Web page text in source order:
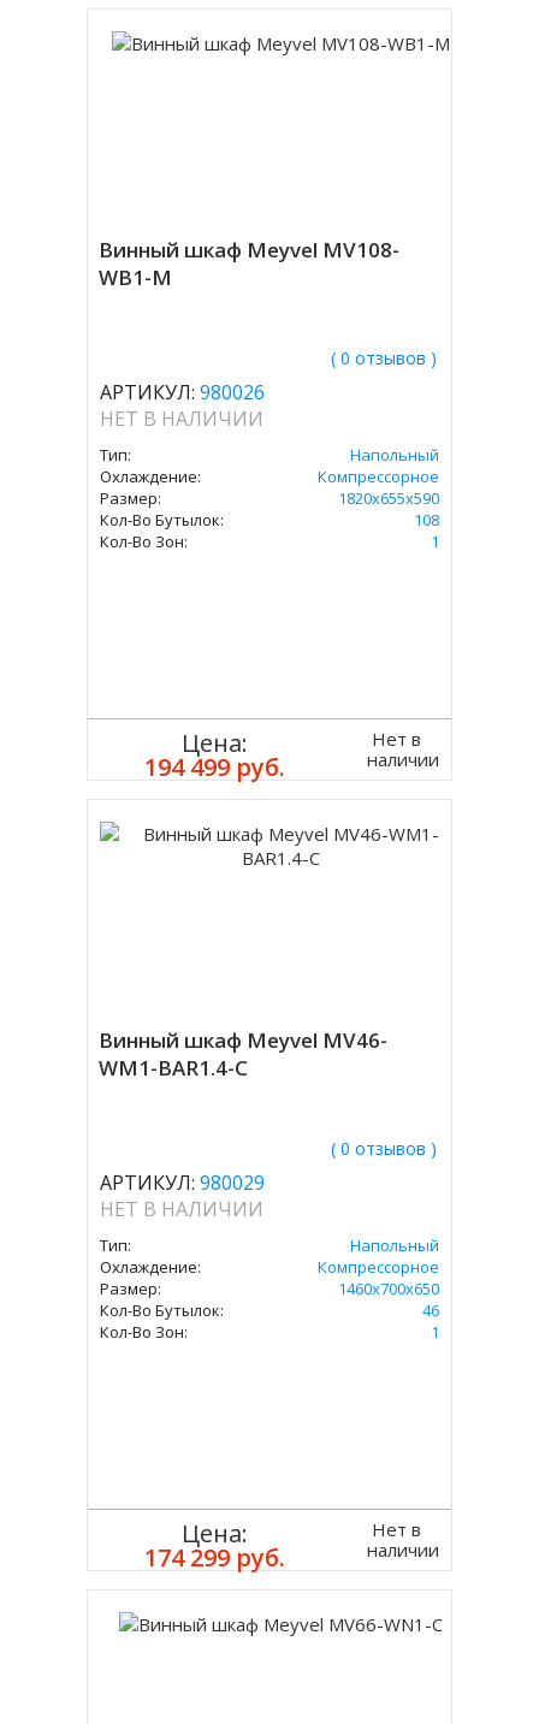
Винный шкаф Meyvel MV108-
WB1-M
( 0 отзывов )
АРТИКУЛ: 980026
НЕТ В НАЛИЧИИ
Тип:
Напольный
Охлаждение:
Компрессорное
Размер:
1820х655х590
Кол-Во Бутылок:
108
Кол-Во Зон:
1
Цена:
194 499 руб.
Нет в
наличии
Винный шкаф Meyvel MV46-
WM1-BAR1.4-C
( 0 отзывов )
АРТИКУЛ: 980029
НЕТ В НАЛИЧИИ
Тип:
Напольный
Охлаждение:
Компрессорное
Размер:
1460х700х650
Кол-Во Бутылок:
46
Кол-Во Зон:
1
Цена:
174 299 руб.
Нет в
наличии